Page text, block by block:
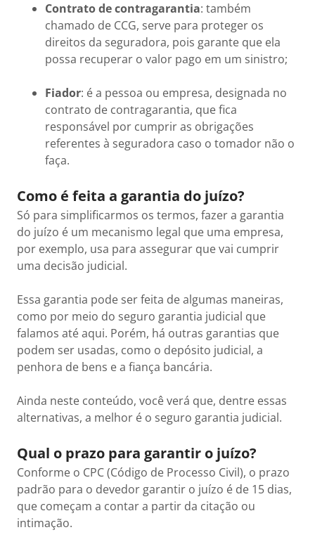
Contrato de contragarantia: também
chamado de CCG, serve para proteger os
direitos da seguradora, pois garante que ela
possa recuperar o valor pago em um sinistro;
Fiador: é a pessoa ou empresa, designada no
contrato de contragarantia, que fica
responsável por cumprir as obrigações
referentes à seguradora caso o tomador não o
faça.
Como é feita a garantia do juízo?
Só para simplificarmos os termos, fazer a garantia
do juízo é um mecanismo legal que uma empresa,
por exemplo, usa para assegurar que vai cumprir
uma decisão judicial.
Essa garantia pode ser feita de algumas maneiras,
como por meio do seguro garantia judicial que
falamos até aqui. Porém, há outras garantias que
podem ser usadas, como o depósito judicial, a
penhora de bens e a fiança bancária.
Ainda neste conteúdo, você verá que, dentre essas
alternativas, a melhor é o seguro garantia judicial.
Qual o prazo para garantir o juízo?
Conforme o CPC (Código de Processo Civil), o prazo
padrão para o devedor garantir o juízo é de 15 dias,
que começam a contar a partir da citação ou
intimação.